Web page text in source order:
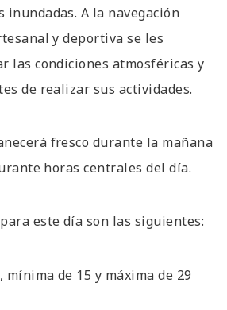
inundadas. A la navegación
y deportiva se les
las condiciones atmosféricas y
de realizar sus actividades.
fresco durante la mañana
horas centrales del día.
este día son las siguientes:
de 15 y máxima de 29